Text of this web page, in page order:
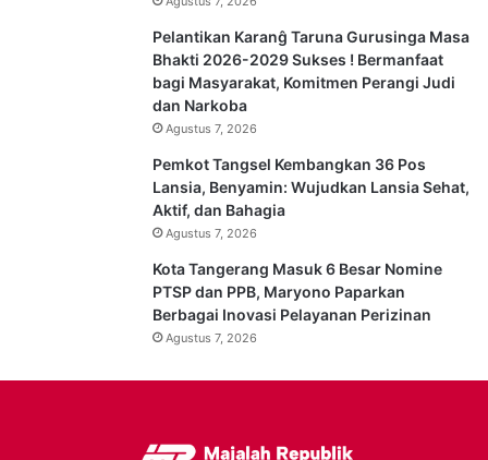
Pelantikan Karanĝ Taruna Gurusinga Masa
Bhakti 2026-2029 Sukses ! Bermanfaat
bagi Masyarakat, Komitmen Perangi Judi
dan Narkoba
Agustus 7, 2026
Pemkot Tangsel Kembangkan 36 Pos
Lansia, Benyamin: Wujudkan Lansia Sehat,
Aktif, dan Bahagia
Agustus 7, 2026
Kota Tangerang Masuk 6 Besar Nomine
PTSP dan PPB, Maryono Paparkan
Berbagai Inovasi Pelayanan Perizinan
Agustus 7, 2026